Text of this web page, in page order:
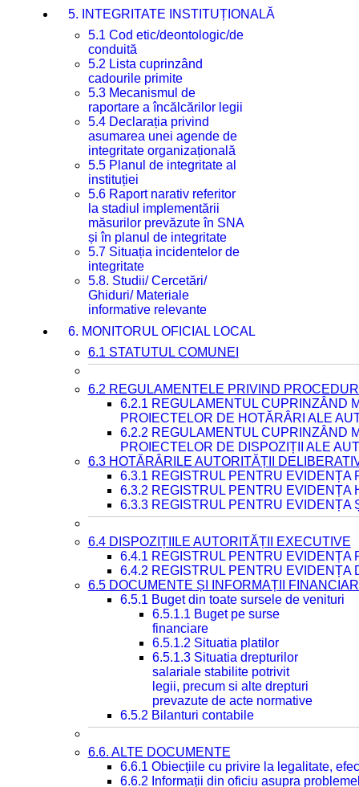
5. INTEGRITATE INSTITUȚIONALĂ
5.1 Cod etic/deontologic/de
conduită
5.2 Lista cuprinzând
cadourile primite
5.3 Mecanismul de
raportare a încălcărilor legii
5.4 Declarația privind
asumarea unei agende de
integritate organizațională
5.5 Planul de integritate al
instituției
5.6 Raport narativ referitor
la stadiul implementării
măsurilor prevăzute în SNA
și în planul de integritate
5.7 Situația incidentelor de
integritate
5.8. Studii/ Cercetări/
Ghiduri/ Materiale
informative relevante
6. MONITORUL OFICIAL LOCAL
6.1 STATUTUL COMUNEI
6.2 REGULAMENTELE PRIVIND
6.2.1 REGULAMENTUL CUPRINZÂND
PROIECTELOR DE HOTĂRÂRI ALE
6.2.2 REGULAMENTUL CUPRINZÂND
PROIECTELOR DE DISPOZIȚII ALE
6.3 HOTĂRÂRILE AUTORITĂȚII
6.3.1 REGISTRUL PENTRU EVIDENȚA
6.3.2 REGISTRUL PENTRU EVIDENȚA
6.3.3 REGISTRUL PENTRU EVIDENȚA
6.4 DISPOZIȚIILE AUTORITĂȚII EXECUTIVE
6.4.1 REGISTRUL PENTRU EVIDENȚA
6.4.2 REGISTRUL PENTRU EVIDENȚA
6.5 DOCUMENTE ȘI INFORMAȚII
6.5.1 Buget din toate sursele de venituri
6.5.1.1 Buget pe surse
financiare
6.5.1.2 Situatia platilor
6.5.1.3 Situatia drepturilor
salariale stabilite potrivit
legii, precum si alte drepturi
prevazute de acte normative
6.5.2 Bilanturi contabile
6.6. ALTE DOCUMENTE
6.6.1 Obiecțiile cu privire la legalitate,
6.6.2 Informații din oficiu asupra